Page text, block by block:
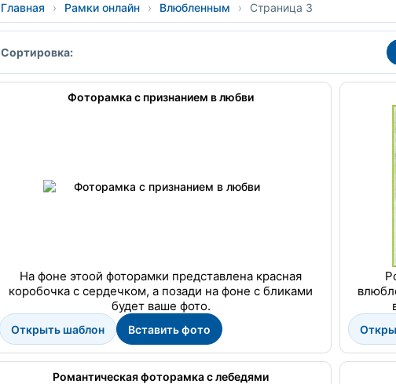
Главная › Рамки онлайн › Влюбленным › Страница 3
Сортировка:
Фоторамка с признанием в любви
На фоне этоой фоторамки представлена красная
коробочка с сердечком, а позади на фоне с бликами
будет ваше фото.
Открыть шаблон Вставить фото
Романтическая фоторамка с лебедями